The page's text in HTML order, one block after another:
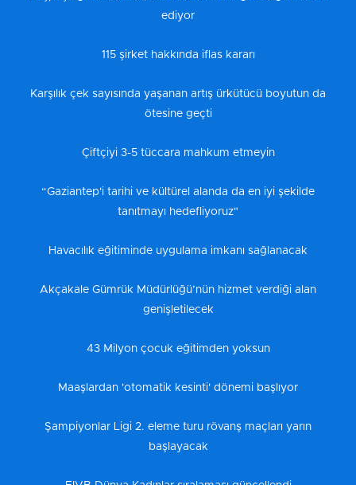
ediyor
115 şirket hakkında iflas kararı
Karşılık çek sayısında yaşanan artış ürkütücü boyutun da
ötesine geçti
Çiftçiyi 3-5 tüccara mahkum etmeyin
“Gaziantep'i tarihi ve kültürel alanda da en iyi şekilde
tanıtmayı hedefliyoruz"
Havacılık eğitiminde uygulama imkanı sağlanacak
Akçakale Gümrük Müdürlüğü’nün hizmet verdiği alan
genişletilecek
43 Milyon çocuk eğitimden yoksun
Maaşlardan 'otomatik kesinti' dönemi başlıyor
Şampiyonlar Ligi 2. eleme turu rövanş maçları yarın
başlayacak